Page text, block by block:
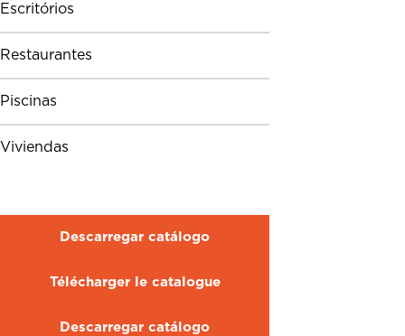
Escritórios
Restaurantes
Piscinas
Viviendas
Descarregar catálogo
Télécharger le catalogue
Descarregar catálogo